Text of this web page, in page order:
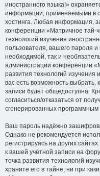
иностранного языка!»
информации, применяемыми в
хостинга. Любая информация,
конференции «Матричное тай-
технологий изучения
пользователя, вашего пароля
необходимой, так и
администрации конференции
развития технологий изучения
вас есть возможность
записи будет общедоступна.
согласиться/отказаться от
сгенерированных
Ваш пароль надёжно
Однако не рекомендуется
регистрируясь на других
к вашей учётной записи на
точка развития технологий
храните его в тайне, ни при